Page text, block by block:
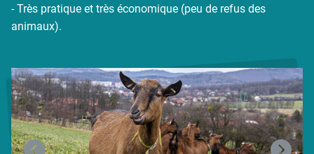
- Très pratique et très économique (peu de refus des
animaux).